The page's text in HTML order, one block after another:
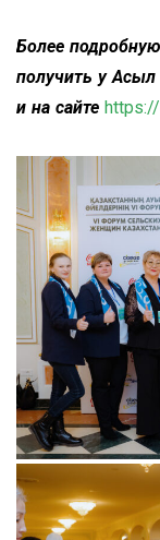
Более
получить у Асыл
и на сайте